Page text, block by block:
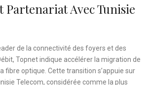
Avec Tunisie
de la connectivité des foyers et des
Topnet indique accélérer la migration de
fibre optique. Cette transition s’appuie sur
Telecom, considérée comme la plus